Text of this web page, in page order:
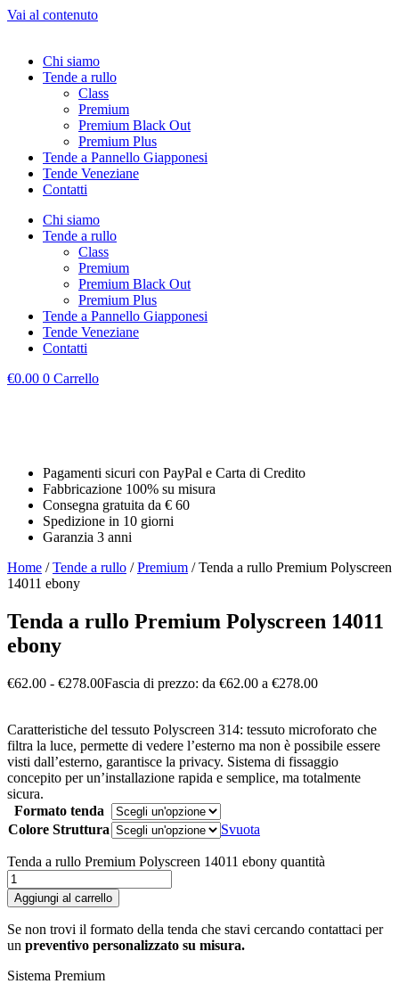
Vai al contenuto
Chi siamo
Tende a rullo
Class
Premium
Premium Black Out
Premium Plus
Tende a Pannello Giapponesi
Tende Veneziane
Contatti
Chi siamo
Tende a rullo
Class
Premium
Premium Black Out
Premium Plus
Tende a Pannello Giapponesi
Tende Veneziane
Contatti
€0.00 0 Carrello
Pagamenti sicuri con PayPal e Carta di Credito​
Fabbricazione 100% su misura
Consegna gratuita da € 60
Spedizione in 10 giorni
Garanzia 3 anni
Home /Tende a rullo /Premium / Tenda a rullo Premium Polyscreen
14011 ebony
Tenda a rullo Premium Polyscreen 14011
ebony
€62.00 - €278.00Fascia di prezzo: da €62.00 a €278.00
Caratteristiche del tessuto Polyscreen 314: tessuto microforato che
filtra la luce, permette di vedere l’esterno ma non è possibile essere
visti dall’esterno, garantisce la privacy. Sistema di fissaggio
concepito per un’installazione rapida e semplice, ma totalmente
sicura.
Formato tenda
Colore Struttura
Svuota
Tenda a rullo Premium Polyscreen 14011 ebony quantità
Aggiungi al carrello
Se non trovi il formato della tenda che stavi cercando contattaci per
un preventivo personalizzato su misura.
Sistema Premium